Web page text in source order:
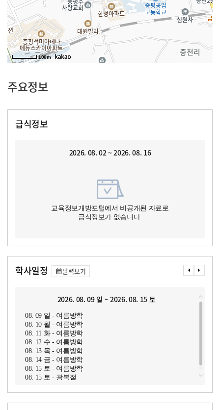
100m
주요정보
급식정보
2026. 08. 02 ~ 2026. 08. 16
교육정보개방포털에서 비공개된 자료로
급식정보가 없습니다.
학사일정 달력보기
2026. 08. 09 일 ~ 2026. 08. 15 토
08. 09 일 - 여름방학
08. 10 월 - 여름방학
08. 11 화 - 여름방학
08. 12 수 - 여름방학
08. 13 목 - 여름방학
08. 14 금 - 여름방학
08. 15 토 - 여름방학
08. 15 토 - 광복절